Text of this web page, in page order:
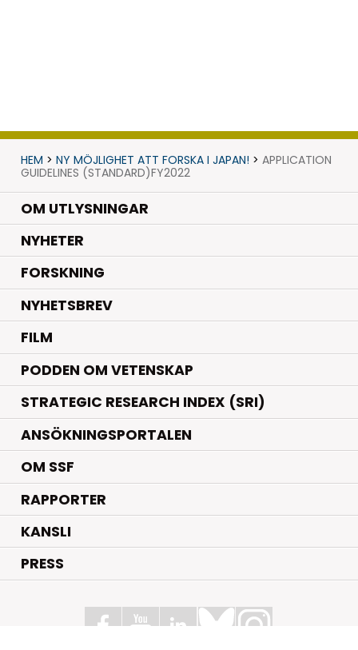
HEM > NY MÖJLIGHET ATT FORSKA I JAPAN! > APPLICATION
GUIDELINES (STANDARD)FY2022
OM UTLYSNINGAR
NYHETER.
FORSKNING.
NYHETSBREV
FILM
PODDEN OM VETENSKAP
STRATEGIC RESEARCH INDEX (SRI)
ANSÖKNINGSPORTALEN
OM SSF
RAPPORTER
KANSLI
PRESS